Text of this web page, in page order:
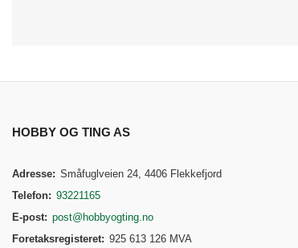
HOBBY OG TING AS
Adresse: Småfuglveien 24, 4406 Flekkefjord
Telefon: 93221165
E-post: post@hobbyogting.no
Foretaksregisteret: 925 613 126 MVA